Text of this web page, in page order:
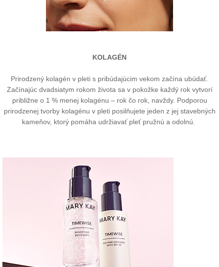
KOLAGÉN
Prirodzený kolagén v pleti s pribúdajúcim vekom začína ubúdať.
Začínajúc dvadsiatym rokom života sa v pokožke každý rok vytvorí
približne o 1 % menej kolagénu – rok čo rok, navždy. Podporou
prirodzenej tvorby kolagénu v pleti posilňujete jeden z jej stavebných
kameňov, ktorý pomáha udržiavať pleť pružnú a odolnú.